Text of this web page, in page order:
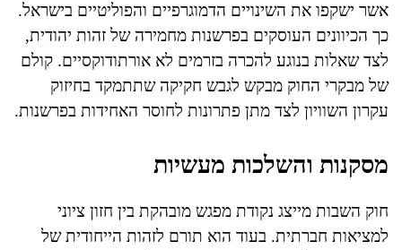
אשר ישקפו את השינויים הדמוגרפיים והפוליטיים בישראל.
כך הכיוונים העוסקים בפרשנות מחמירה של זהות יהודית,
לצד שאלות בנוגע להכרה בזרמים לא אורתודוקסיים. קולם
של מבקרי החוק מבקש לגבש חקיקה שתתמקד בחיזוק
עקרון השוויון לצד מתן פתרונות לחוסר האחידות בפרשנות.
מסקנות והשלכות מעשיות
חוק השבות מייצג נקודת מפגש מובהקת בין חזון ציוני
למציאות חברתית. בעוד הוא תורם לזהות הייחודית של